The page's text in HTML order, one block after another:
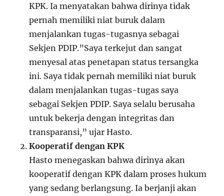
KPK. Ia menyatakan bahwa dirinya tidak
pernah memiliki niat buruk dalam
menjalankan tugas-tugasnya sebagai
Sekjen PDIP.”Saya terkejut dan sangat
menyesal atas penetapan status tersangka
ini. Saya tidak pernah memiliki niat buruk
dalam menjalankan tugas-tugas saya
sebagai Sekjen PDIP. Saya selalu berusaha
untuk bekerja dengan integritas dan
transparansi,” ujar Hasto.
Kooperatif dengan KPK
Hasto menegaskan bahwa dirinya akan
kooperatif dengan KPK dalam proses hukum
yang sedang berlangsung. Ia berjanji akan